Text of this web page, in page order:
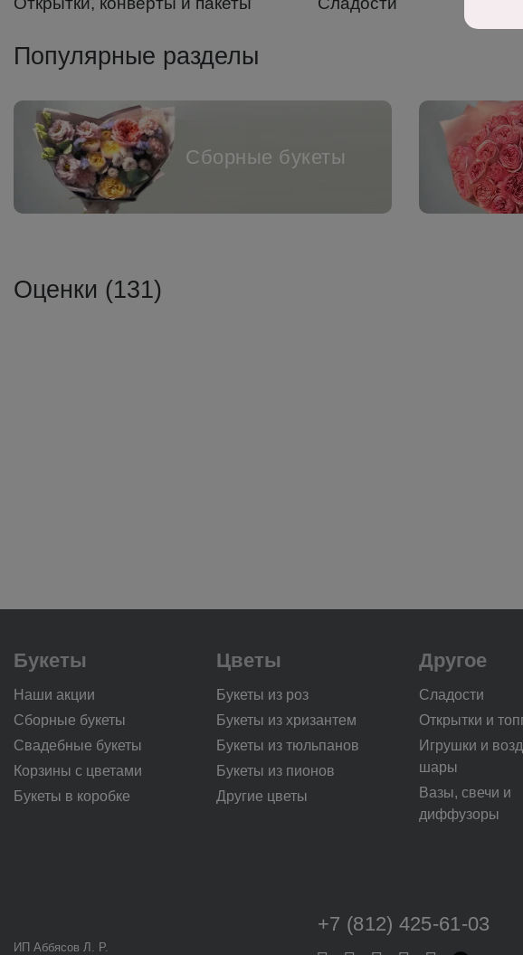
Популярные разделы
Сборные букеты
Оценки (131)
Букеты
Наши акции
Сборные букеты
Свадебные букеты
Корзины с цветами
Букеты в коробке
Цветы
Букеты из роз
Букеты из хризантем
Букеты из тюльпанов
Букеты из пионов
Другие цветы
Другое
Сладости
Открытки и
Игрушки и
шары
Вазы, свечи и
диффузоры
ИП Аббясов Л. Р.
+7 (812) 425-61-03